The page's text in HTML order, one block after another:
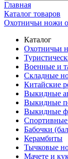
Главная
Каталог товаров
Охотничьи ножи
Каталог
Охотничьи
Военные и
Складные
Китайские
Выкидные
Выкидные
Выкидные
Бабочки
Керамбиты
Тычковые
Мачете и